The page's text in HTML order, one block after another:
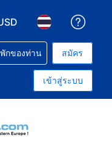
กของท่าน สมัคร
เข้าสู่ระบบ